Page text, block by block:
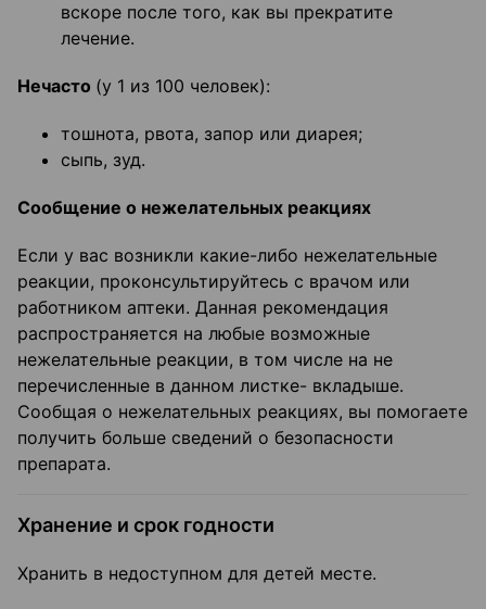
вскоре после того, как вы прекратите
лечение.
Нечасто (у 1 из 100 человек):
тошнота, рвота, запор или диарея;
сыпь, зуд.
Сообщение о нежелательных реакциях
Если у вас возникли какие-либо нежелательные
реакции, проконсультируйтесь с врачом или
работником аптеки. Данная рекомендация
распространяется на любые возможные
нежелательные реакции, в том числе на не
перечисленные в данном листке- вкладыше.
Сообщая о нежелательных реакциях, вы помогаете
получить больше сведений о безопасности
препарата.
Хранение и срок годности
Хранить в недоступном для детей месте.